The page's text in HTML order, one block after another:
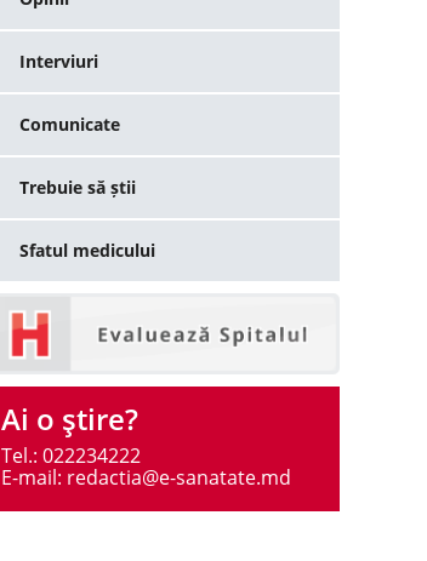
Interviuri
Comunicate
Trebuie să știi
Sfatul medicului
Ai o ştire?
Tel.: 022234222
E-mail: redactia@e-sanatate.md